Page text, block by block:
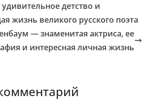
детство и
жизнь великого русского поэта
— знаменитая актриса, ее
и интересная личная жизнь